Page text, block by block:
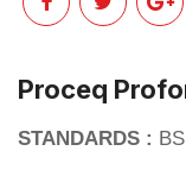
Proceq
STANDARDS :